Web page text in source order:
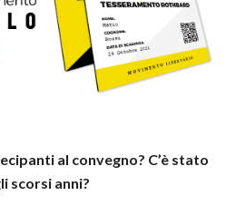
al convegno? C’è stato
scorsi anni?